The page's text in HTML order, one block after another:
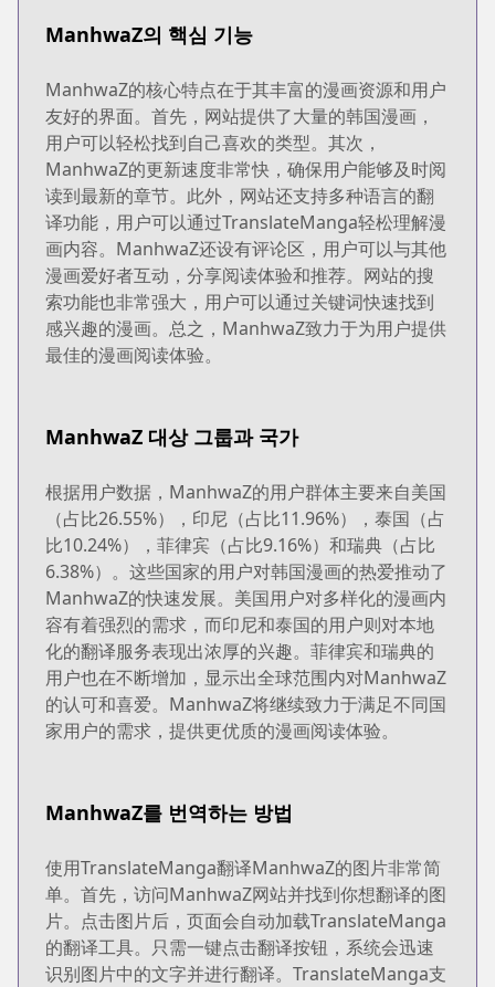
ManhwaZ의 핵심 기능
ManhwaZ的核心特点在于其丰富的漫画资源和用户
友好的界面。首先，网站提供了大量的韩国漫画，
用户可以轻松找到自己喜欢的类型。其次，
ManhwaZ的更新速度非常快，确保用户能够及时阅
读到最新的章节。此外，网站还支持多种语言的翻
译功能，用户可以通过TranslateManga轻松理解漫
画内容。ManhwaZ还设有评论区，用户可以与其他
漫画爱好者互动，分享阅读体验和推荐。网站的搜
索功能也非常强大，用户可以通过关键词快速找到
感兴趣的漫画。总之，ManhwaZ致力于为用户提供
最佳的漫画阅读体验。
ManhwaZ 대상 그룹과 국가
根据用户数据，ManhwaZ的用户群体主要来自美国
（占比26.55%），印尼（占比11.96%），泰国（占
比10.24%），菲律宾（占比9.16%）和瑞典（占比
6.38%）。这些国家的用户对韩国漫画的热爱推动了
ManhwaZ的快速发展。美国用户对多样化的漫画内
容有着强烈的需求，而印尼和泰国的用户则对本地
化的翻译服务表现出浓厚的兴趣。菲律宾和瑞典的
用户也在不断增加，显示出全球范围内对ManhwaZ
的认可和喜爱。ManhwaZ将继续致力于满足不同国
家用户的需求，提供更优质的漫画阅读体验。
ManhwaZ를 번역하는 방법
使用TranslateManga翻译ManhwaZ的图片非常简
单。首先，访问ManhwaZ网站并找到你想翻译的图
片。点击图片后，页面会自动加载TranslateManga
的翻译工具。只需一键点击翻译按钮，系统会迅速
识别图片中的文字并进行翻译。TranslateManga支